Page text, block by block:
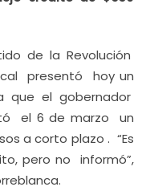
de la Revolución
presentó hoy un
que el gobernador
el 6 de marzo un
a corto plazo . “Es
pero no informó”,